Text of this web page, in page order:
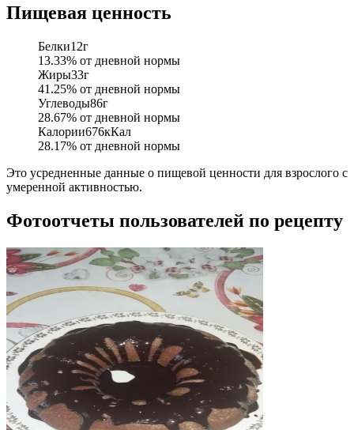
Пищевая ценность
Белки12г
13.33% от дневной нормы
Жиры33г
41.25% от дневной нормы
Углеводы86г
28.67% от дневной нормы
Калории676кКал
28.17% от дневной нормы
Это усредненные данные о пищевой ценности для взрослого с
умеренной активностью.
Фотоотчеты пользователей по рецепту